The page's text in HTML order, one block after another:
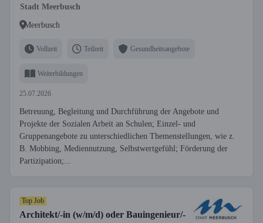
Stadt Meerbusch
Meerbusch
Vollzeit Teilzeit Gesundheitsangebote
Weiterbildungen
25.07.2026
Betreuung, Begleitung und Durchführung der Angebote und
Projekte der Sozialen Arbeit an Schulen; Einzel- und
Gruppenangebote zu unterschiedlichen Themenstellungen, wie z.
B. Mobbing, Mediennutzung, Selbstwertgefühl; Förderung der
Partizipation;...
Top Job
Architekt/-in (w/m/d) oder Bauingenieur/-